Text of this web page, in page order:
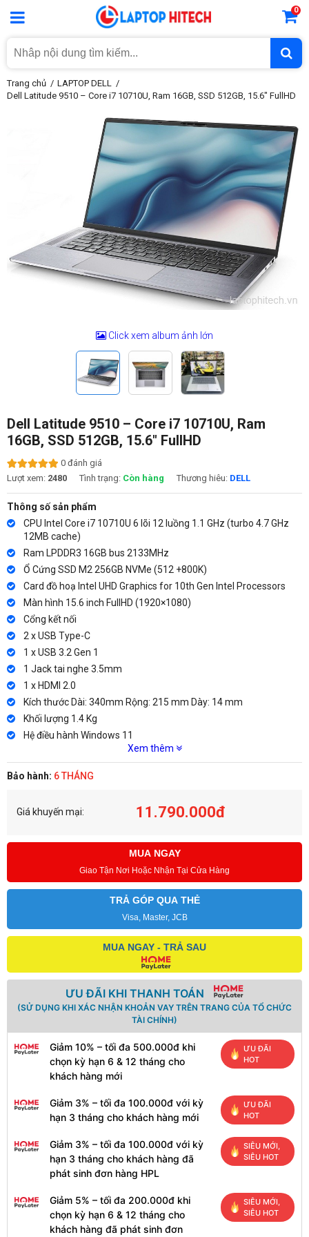
0
Trang chủ
LAPTOP DELL
Dell Latitude 9510 – Core i7 10710U, Ram 16GB, SSD 512GB, 15.6″ FullHD
Click xem album ảnh lớn
Dell Latitude 9510 – Core i7 10710U, Ram
16GB, SSD 512GB, 15.6″ FullHD
0 đánh giá
Lượt xem: 2480 Tình trạng: Còn hàng Thương hiêu: DELL
Thông số sản phẩm
CPU Intel Core i7 10710U 6 lõi 12 luồng 1.1 GHz (turbo 4.7 GHz
12MB cache)
Ram LPDDR3 16GB bus 2133MHz
Ổ Cứng SSD M2 256GB NVMe (512 +800K)
Card đồ hoạ Intel UHD Graphics for 10th Gen Intel Processors
Màn hình 15.6 inch FullHD (1920×1080)
Cổng kết nối
2 x USB Type-C
1 x USB 3.2 Gen 1
1 Jack tai nghe 3.5mm
1 x HDMI 2.0
Kích thước Dài: 340mm Rộng: 215 mm Dày: 14 mm
Khối lượng 1.4 Kg
Hệ điều hành Windows 11
Xem thêm
Bảo hành: 6 THÁNG
Giá khuyến mại: 11.790.000đ
MUA NGAY
Giao Tận Nơi Hoặc Nhận Tại Cửa Hàng
TRẢ GÓP QUA THẺ
Visa, Master, JCB
MUA NGAY - TRẢ SAU
ƯU ĐÃI KHI THANH TOÁN
(SỬ DỤNG KHI XÁC NHẬN KHOẢN VAY TRÊN TRANG CỦA TỔ CHỨC
TÀI CHÍNH)
Giảm 10% – tối đa 500.000đ khi
chọn kỳ hạn 6 & 12 tháng cho
khách hàng mới
ƯU ĐÃI
HOT
Giảm 3% – tối đa 100.000đ với kỳ
hạn 3 tháng cho khách hàng mới
ƯU ĐÃI
HOT
Giảm 3% – tối đa 100.000đ với kỳ
hạn 3 tháng cho khách hàng đã
phát sinh đơn hàng HPL
SIÊU MỚI,
SIÊU HOT
Giảm 5% – tối đa 200.000đ khi
chọn kỳ hạn 6 & 12 tháng cho
khách hàng đã phát sinh đơn
SIÊU MỚI,
SIÊU HOT